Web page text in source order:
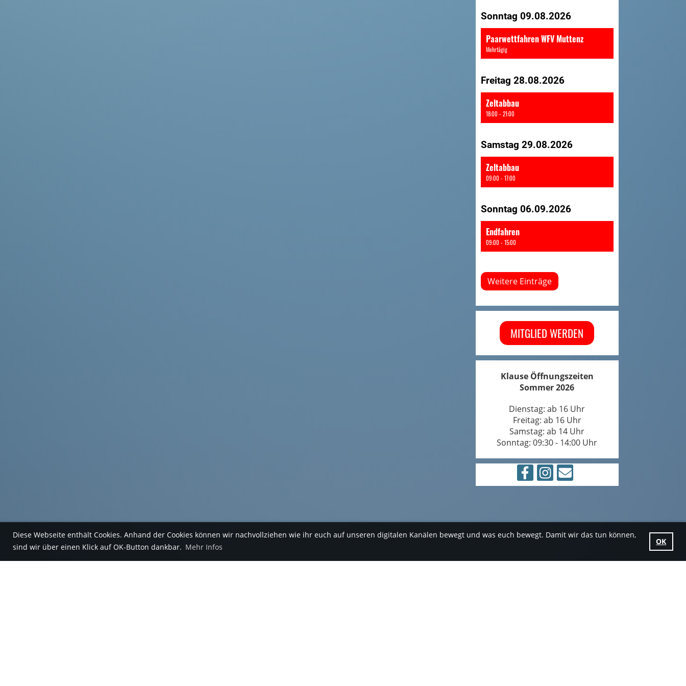
Diese Webseite enthält Cookies. Anhand der Cookies können wir nachvollziehen wie ihr euch auf unseren digitalen Kanälen bewegt und was euch bewegt. Damit wir das tun können,
sind wir über einen Klick auf OK-Button dankbar. Mehr Infos
OK
Sonntag 09.08.2026
Paarwettfahren WFV Muttenz
Mehrtägig
Freitag 28.08.2026
Zeltabbau
18:00 - 21:00
Samstag 29.08.2026
Zeltabbau
09:00 - 17:00
Sonntag 06.09.2026
Endfahren
09:00 - 15:00
Weitere Einträge
MITGLIED WERDEN
Klause Öffnungszeiten
Sommer 2026
Dienstag: ab 16 Uhr
Freitag: ab 16 Uhr
Samstag: ab 14 Uhr
Sonntag: 09:30 - 14:00 Uhr